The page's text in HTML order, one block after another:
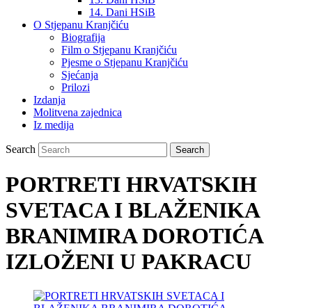
14. Dani HSiB
O Stjepanu Kranjčiću
Biografija
Film o Stjepanu Kranjčiću
Pjesme o Stjepanu Kranjčiću
Sjećanja
Prilozi
Izdanja
Molitvena zajednica
Iz medija
Search
PORTRETI HRVATSKIH
SVETACA I BLAŽENIKA
BRANIMIRA DOROTIĆA
IZLOŽENI U PAKRACU